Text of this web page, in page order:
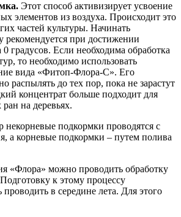
Этот способ активизирует усвоение
элементов из воздуха. Происходит это
частей культуры. Начинать
рекомендуется при достижении
градусов. Если необходима обработка
то необходимо использовать
вида «Фитоп-Флора-С». Его
распылять до тех пор, пока не зарастут
концентрат больше подходит для
на деревьях.
некорневые подкормки проводятся с
а корневые подкормки – путем полива
«Флора» можно проводить обработку
к этому процессу
в середине лета. Для этого